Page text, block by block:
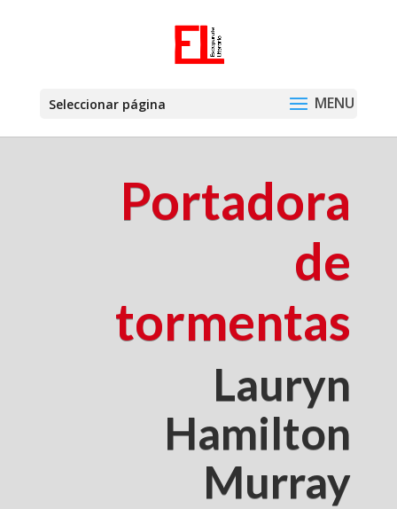
Seleccionar página
Portadora
de
tormentas
Lauryn
Hamilton
Murray